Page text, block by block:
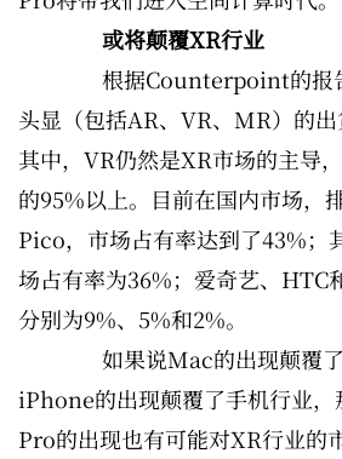
或将颠覆XR行业
根据Counterpoint的报
头显（包括AR、VR、MR）的出
其中，VR仍然是XR市场的主导
的95%以上。目前在国内市场，
Pico，市场占有率达到了43%；
场占有率为36%；爱奇艺、HTC
分别为9%、5%和2%。
如果说Mac的出现颠覆了
iPhone的出现颠覆了手机行业
Pro的出现也有可能对XR行业的